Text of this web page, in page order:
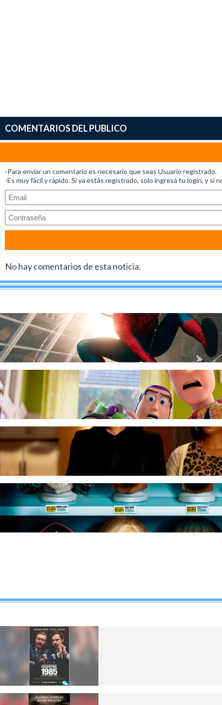
COMENTARIOS DEL PUBLICO
-Para enviar un comentario es necesario que seas Usuario registrado.
-Es muy fácil y rápido. Si ya estás registrado, solo ingresá tu login, y si
No hay comentarios de esta noticia.